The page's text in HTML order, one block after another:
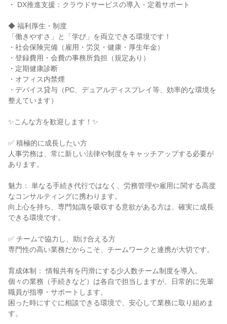
・ DX推進支援：クラウドサービスの導入・定着サポート
◆ 福利厚生・制度
「働きやすさ」と「学び」を両立できる環境です！
・社会保険完備（雇用・労災・健康・厚生年金）
・登録費用・会費の事務所負担（規定あり）
・定期健康診断
・オフィス内禁煙
・デバイス貸与（PC、デュアルディスプレイ等、効率的な環境を
整えています）
✨こんな方を歓迎します！✨
✅ 積極的に成長したい方
人事労務は、常に新しい法律や制度をキャッチアップする必要が
あります。
魅力： 単なる手続き代行ではなく、労務管理や雇用に関する高度
なコンサルティングに携わります。
向上心を持ち、専門知識を吸収する意欲がある方は、確実に成長
できる環境です。
✅ チームで協力し、助け合える方
専門性の高い業務だからこそ、チームワークと連携が大切です。
育成体制： 情報共有を円滑にする少人数チーム制度を導入。
個々の業務（手続きなど）は各自で担当しますが、日常的に先輩
職員が指導・サポートします。
困った時にすぐに相談できる環境で、安心して業務に取り組めま
す。